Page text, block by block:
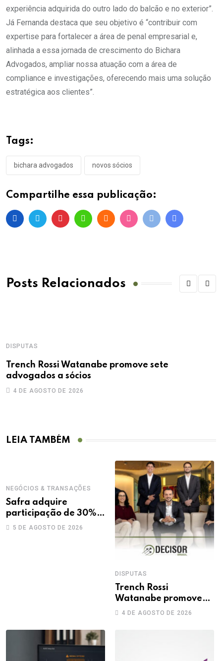
experiência adquirida do outro lado do balcão e no exterior”.
Já Fernanda destaca que seu objetivo é “contribuir com
expertise para fortalecer a área de penal empresarial e,
alinhada a essa jornada de crescimento do Bichara
Advogados, ampliar nossa atuação com a área de
compliance e investigações, oferecendo mais uma solução
estratégica aos clientes”.
Tags:
bichara advogados novos sócios
Compartilhe essa publicação:
Posts Relacionados
DISPUTAS
Trench Rossi Watanabe promove sete
advogados a sócios
4 DE AGOSTO DE 2026
LEIA TAMBÉM
NEGÓCIOS & TRANSAÇÕES
Safra adquire
participação de 30%
na Treecorp
5 DE AGOSTO DE 2026
DISPUTAS
Trench Rossi
Watanabe promove
sete advogados a
4 DE AGOSTO DE 2026